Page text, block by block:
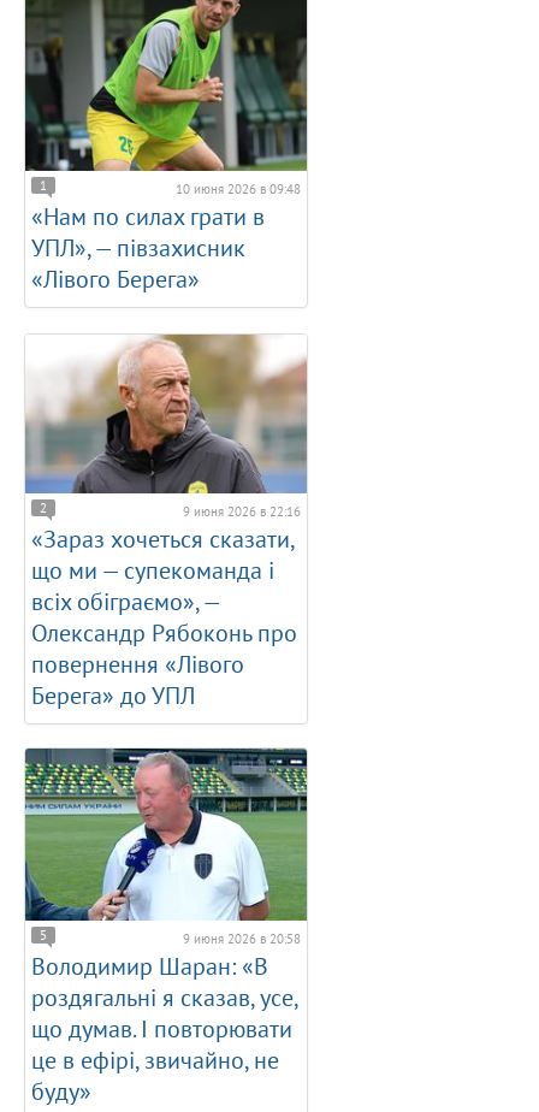
1 10 июня 2026 в 09:48
«Нам по силах грати в
УПЛ», — півзахисник
«Лівого Берега»
2 9 июня 2026 в 22:16
«Зараз хочеться сказати,
що ми — супекоманда і
всіх обіграємо», —
Олександр Рябоконь про
повернення «Лівого
Берега» до УПЛ
5 9 июня 2026 в 20:58
Володимир Шаран: «В
роздягальні я сказав, усе,
що думав. І повторювати
це в ефірі, звичайно, не
буду»